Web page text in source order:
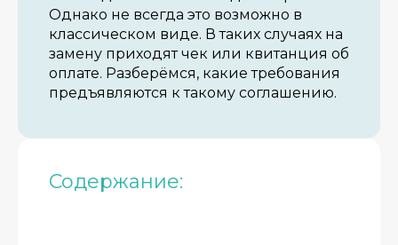
Однако не всегда это возможно в
классическом виде. В таких случаях на
замену приходят чек или квитанция об
оплате. Разберёмся, какие требования
предъявляются к такому соглашению.
Содержание: